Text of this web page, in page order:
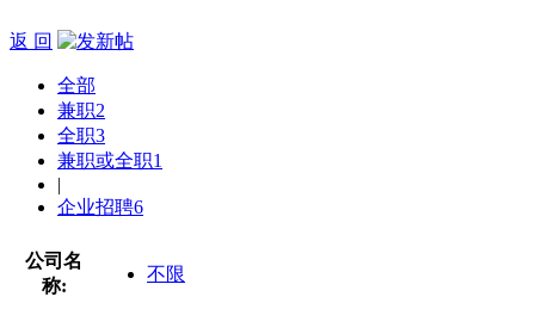
返 回
全部
兼职2
全职3
兼职或全职1
|
企业招聘6
公司名
称:
不限